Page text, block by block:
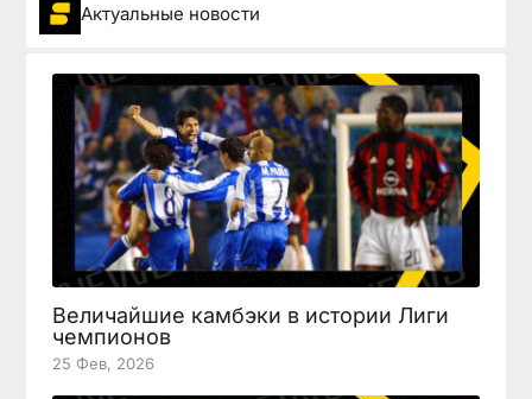
Актуальные новости
Величайшие камбэки в истории Лиги
чемпионов
25 Фев, 2026